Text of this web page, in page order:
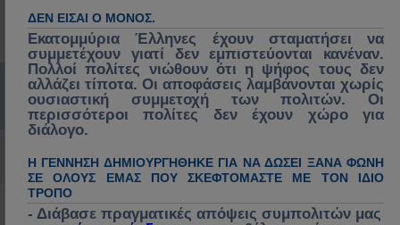
Πολιτική, πολιτικοί
& πολιτικές στην
Ελλάδα, διάλογος
για ανασύνθεση
κράτους, θεσμών &
κοινωνίας,
επικαιρότητα,
κοινωνικά
προβλήματα,
Συχνές ερωτήσεις mChat Σύνδεση
Εγγραφή
>> Nέος στο Forum<< Αρχική Σελίδα (Home) Συζητήσεις Γέννηση Στατιστικά της " Γέννηση "
Στατιστικά της " Γέννηση "
ΔΕΝ ΕΊΣΑΙ Ο ΜΌΝΟΣ.
Εκατομμύρια Έλληνες έχουν σταματήσει να
συμμετέχουν γιατί δεν εμπιστεύονται κανέναν.
Πολλοί πολίτες νιώθουν ότι η ψήφος τους δεν
αλλάζει τίποτα. Οι αποφάσεις λαμβάνονται χωρίς
ουσιαστική συμμετοχή των πολιτών. Οι
περισσότεροι πολίτες δεν έχουν χώρο για
διάλογο.
Η ΓΕΝΝΗΣΗ ΔΗΜΙΟΥΡΓΉΘΗΚΕ ΓΙΑ ΝΑ ΔΏΣΕΙ ΞΑΝΆ ΦΩΝΉ
ΣΕ ΌΛΟΥΣ ΕΜΆΣ ΠΟΥ ΣΚΕΦΤΌΜΑΣΤΕ ΜΕ ΤΟΝ ΊΔΙΟ
ΤΡΌΠΟ
- Διάβασε πραγματικές απόψεις συμπολιτών μας